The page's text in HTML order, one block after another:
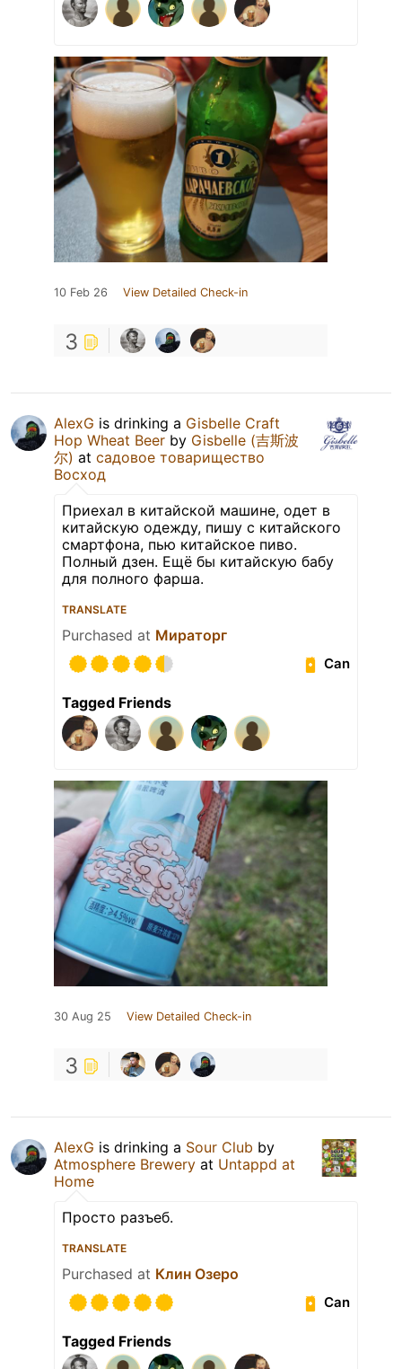
10 Feb 26 View Detailed Check-in
3
AlexG is drinking a Gisbelle Craft
Hop Wheat Beer by Gisbelle (吉斯波
尔) at садовое товарищество
Восход
Приехал в китайской машине, одет в
китайскую одежду, пишу с китайского
смартфона, пью китайское пиво.
Полный дзен. Ещё бы китайскую бабу
для полного фарша.
TRANSLATE
Purchased at Мираторг
Can
Tagged Friends
30 Aug 25 View Detailed Check-in
3
AlexG is drinking a Sour Club by
Atmosphere Brewery at Untappd at
Home
Просто разъеб.
TRANSLATE
Purchased at Клин Озеро
Can
Tagged Friends